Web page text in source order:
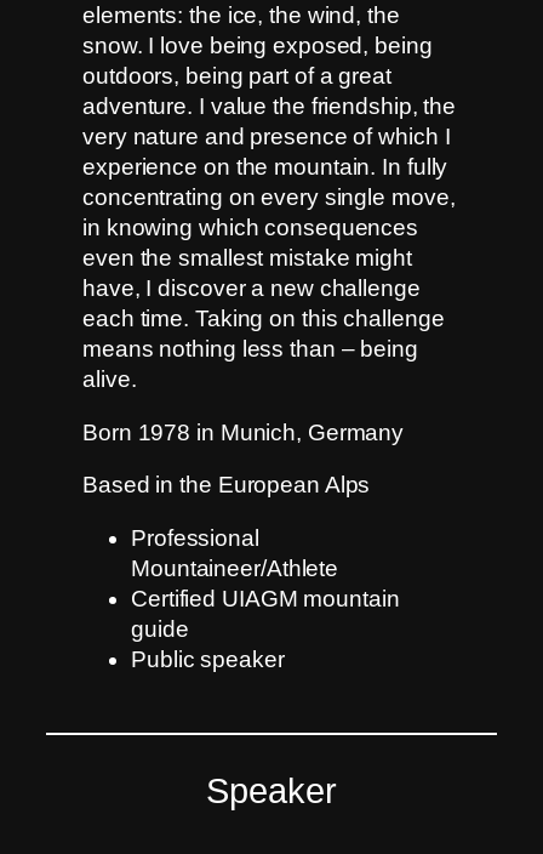
elements: the ice, the wind, the
snow. I love being exposed, being
outdoors, being part of a great
adventure. I value the friendship, the
very nature and presence of which I
experience on the mountain. In fully
concentrating on every single move,
in knowing which consequences
even the smallest mistake might
have, I discover a new challenge
each time. Taking on this challenge
means nothing less than – being
alive.
Born 1978 in Munich, Germany
Based in the European Alps
Professional
Mountaineer/Athlete
Certified UIAGM mountain
guide
Public speaker
Speaker